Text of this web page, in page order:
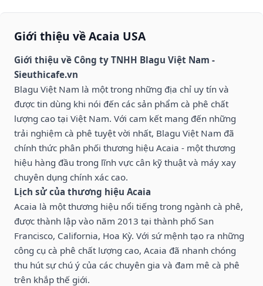
Giới thiệu về Acaia USA
Giới thiệu về Công ty TNHH Blagu Việt Nam -
Sieuthicafe.vn
Blagu Việt Nam là một trong những địa chỉ uy tín và
được tin dùng khi nói đến các sản phẩm cà phê chất
lượng cao tại Việt Nam. Với cam kết mang đến những
trải nghiệm cà phê tuyệt vời nhất, Blagu Việt Nam đã
chính thức phân phối thương hiệu Acaia - một thương
hiệu hàng đầu trong lĩnh vực cân kỹ thuật và máy xay
chuyên dụng chính xác cao.
Lịch sử của thương hiệu Acaia
Acaia là một thương hiệu nổi tiếng trong ngành cà phê,
được thành lập vào năm 2013 tại thành phố San
Francisco, California, Hoa Kỳ. Với sứ mệnh tạo ra những
công cụ cà phê chất lượng cao, Acaia đã nhanh chóng
thu hút sự chú ý của các chuyên gia và đam mê cà phê
trên khắp thế giới.